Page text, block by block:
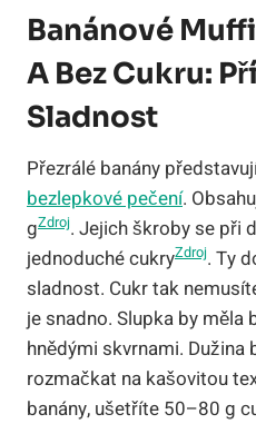
Banánové
A Bez Cukru:
Sladnost
Přezrálé banány
bezlepkové pečení.
gZdroj. Jejich škroby se při
jednoduché cukryZdroj. Ty
sladnost. Cukr tak
je snadno. Slupka by
hnědými skvrnami. Dužina
rozmačkat na kašovitou
banány, ušetříte 50–80 g